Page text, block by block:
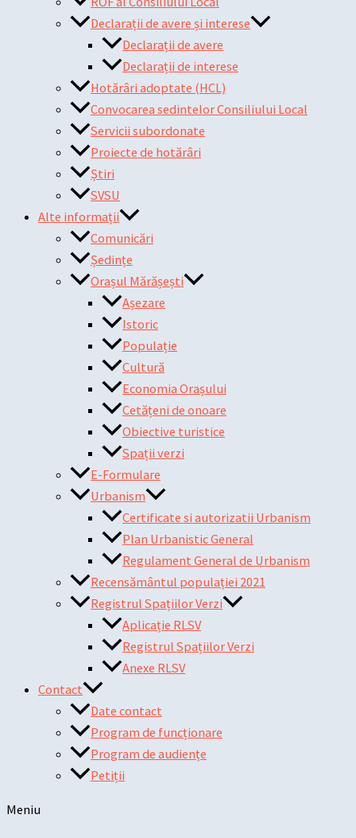
Declarații de avere și interese
Declarații de avere
Declarații de interese
Hotărâri adoptate (HCL)
Convocarea sedintelor Consiliului Local
Servicii subordonate
Proiecte de hotărâri
Știri
SVSU
Alte informații
Comunicări
Ședințe
Orașul Mărășești
Așezare
Istoric
Populație
Cultură
Economia Orașului
Cetățeni de onoare
Obiective turistice
Spații verzi
E-Formulare
Urbanism
Certificate si autorizatii Urbanism
Plan Urbanistic General
Regulament General de Urbanism
Recensământul populației 2021
Registrul Spațiilor Verzi
Aplicație RLSV
Registrul Spațiilor Verzi
Anexe RLSV
Contact
Date contact
Program de funcționare
Program de audiențe
Petiții
Meniu